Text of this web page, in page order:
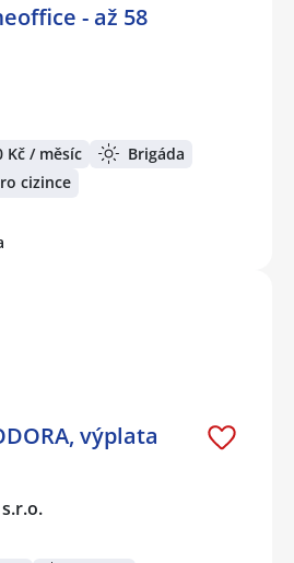
- až 58
Kč / měsíc
Brigáda
cizince
výplata